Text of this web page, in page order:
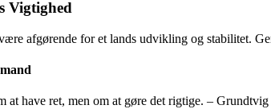
Vigtighed
afgørende for et lands udvikling og stabilitet.
at have ret, men om at gøre det rigtige. – Grundtvig